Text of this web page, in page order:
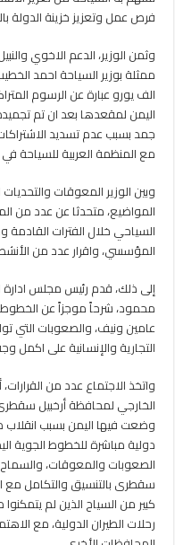
فرص عمل وتعزيز خزينة الدولة
وثمن الوزير، الدعم الاخوي
اليمن لمقعدها بعد ان تم
جمد بسبب عدم تسديد
مع المنظمة العربية للسياحة في
وبين الوزير المعوقات
المواضيع، متحدثا عن عدد من
السياحي خلال الفترات القادمة
المؤسسي، واقرار عدد من
إلى ذلك، قدم رئيس مجلس ادارة
محمود، شرحاً موجزاً عن الخطوط
عامين ونيف، والصعوبات التي
التجارية والإنسانية على اكمل
واتخذ الاجتماع عدد من
الخارجي لمحافظة أرخبيل سقطرى
وضعت فيها اليمن بسبب انقلاب
دولية مباشرة للخطوط الجوية
الصعوبات والمعوقات، والسماح
سقطرى بالتنسيق والتكامل مع
كبير من السياح الذين لم
رحلات الطيران الدولية، مع